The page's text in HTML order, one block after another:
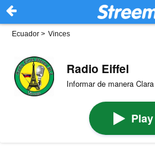
Ecuador > Vinces
Radio Eiffel
Informar de manera
Play